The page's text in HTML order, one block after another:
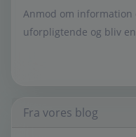
Anmod om
uforpligtende og bliv
Fra vores blog